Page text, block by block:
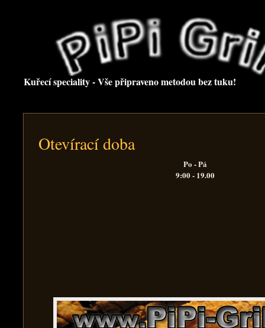
Kuřecí speciality - Vše připraveno metodou bez tuku!
Otevírací doba
Po - Pá
9:00 - 19.00